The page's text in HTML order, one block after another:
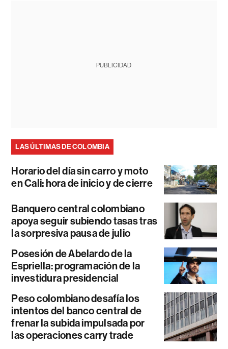
PUBLICIDAD
LAS ÚLTIMAS DE COLOMBIA
Horario del día sin carro y moto
en Cali: hora de inicio y de cierre
Banquero central colombiano
apoya seguir subiendo tasas tras
la sorpresiva pausa de julio
Posesión de Abelardo de la
Espriella: programación de la
investidura presidencial
Peso colombiano desafía los
intentos del banco central de
frenar la subida impulsada por
las operaciones carry trade